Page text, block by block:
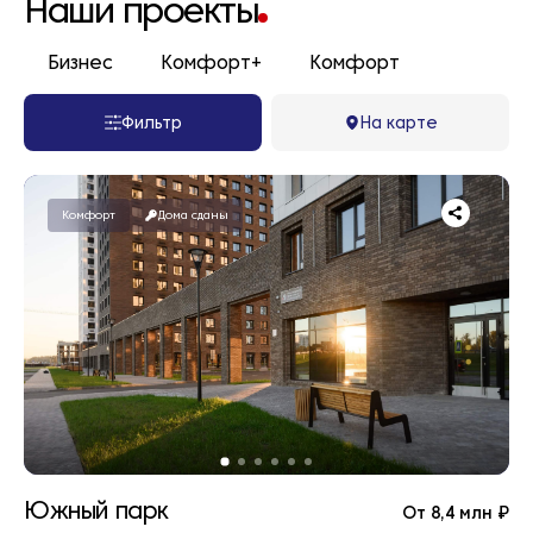
Наши проекты
Бизнес Комфорт+ Комфорт
Фильтр На карте
Комфорт Дома сданы
Южный парк От 8,4 млн ₽